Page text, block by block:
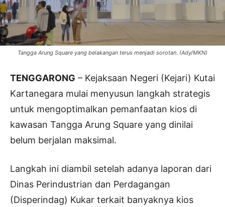
Tangga Arung Square yang belakangan terus menjadi sorotan. (Ady/MKN)
TENGGARONG – Kejaksaan Negeri (Kejari) Kutai
Kartanegara mulai menyusun langkah strategis
untuk mengoptimalkan pemanfaatan kios di
kawasan Tangga Arung Square yang dinilai
belum berjalan maksimal.
Langkah ini diambil setelah adanya laporan dari
Dinas Perindustrian dan Perdagangan
(Disperindag) Kukar terkait banyaknya kios